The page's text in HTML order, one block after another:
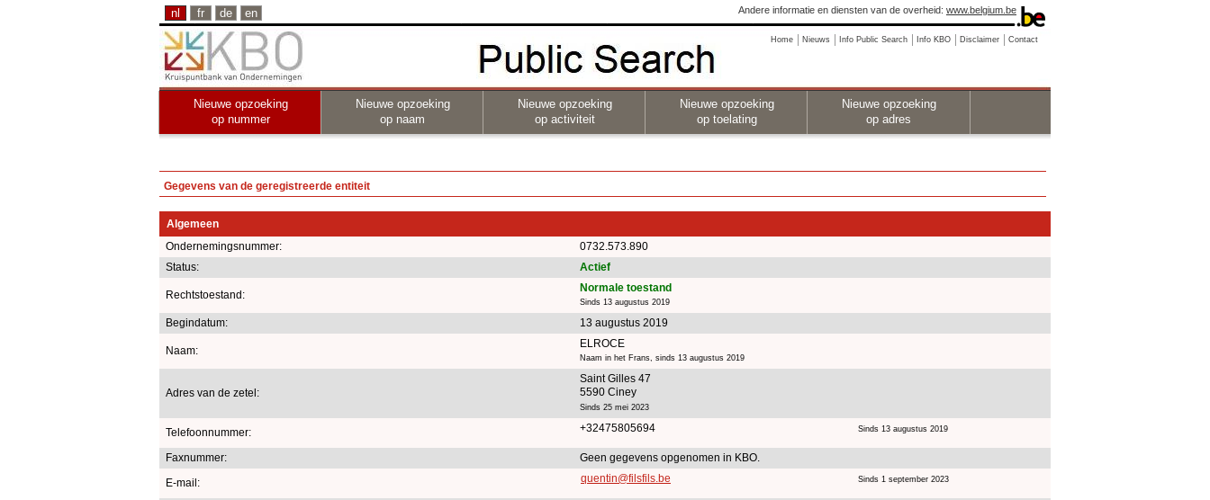
nl fr de en Andere informatie en diensten van de overheid: www.belgium.be
Home Nieuws Info Public Search Info KBO Disclaimer Contact
Nieuwe opzoeking
op nummer
Nieuwe opzoeking
op naam
Nieuwe opzoeking
op activiteit
Nieuwe opzoeking
op toelating
Nieuwe opzoeking
op adres
Gegevens van de geregistreerde entiteit
Algemeen
Ondernemingsnummer:
0732.573.890
Status:
Actief
Rechtstoestand:
Normale toestand
Sinds 13 augustus 2019
Begindatum: 13 augustus 2019
Naam:
ELROCE
Naam in het Frans, sinds 13 augustus 2019
Adres van de zetel:
Saint Gilles 47
5590 Ciney
Sinds 25 mei 2023
Telefoonnummer: +32475805694 Sinds 13 augustus 2019
Faxnummer:
Geen gegevens opgenomen in KBO.
E-mail:
quentin@filsfils.be Sinds 1 september 2023